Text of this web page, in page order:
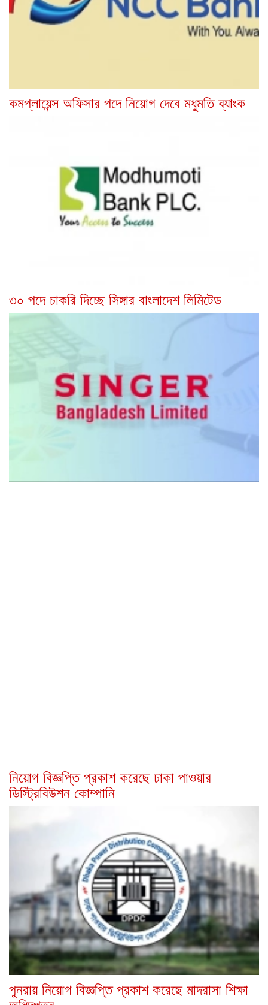
কমপ্লায়েন্স অফিসার পদে নিয়োগ দেবে মধুমতি ব্যাংক
৩০ পদে চাকরি দিচ্ছে সিঙ্গার বাংলাদেশ লিমিটেড
নিয়োগ বিজ্ঞপ্তি প্রকাশ করেছে ঢাকা পাওয়ার
ডিস্ট্রিবিউশন কোম্পানি
পুনরায় নিয়োগ বিজ্ঞপ্তি প্রকাশ করেছে মাদরাসা শিক্ষা